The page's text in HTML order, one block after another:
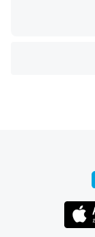
回線代ほとん
これ作ろう。/